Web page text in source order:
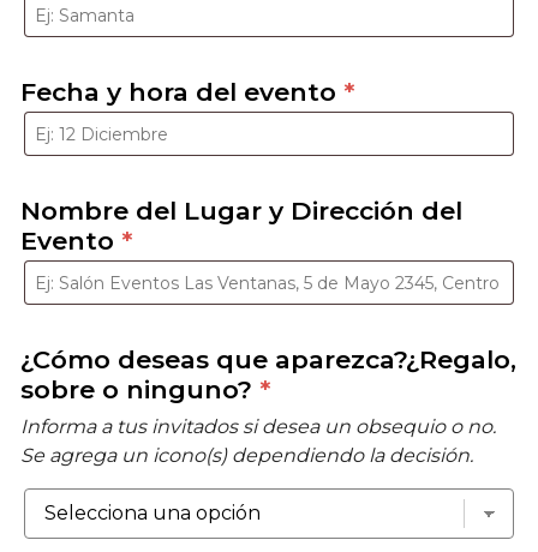
Fecha y hora del evento *
Nombre del Lugar y Dirección del
Evento *
¿Cómo deseas que aparezca?¿Regalo,
sobre o ninguno? *
Informa a tus invitados si desea un obsequio o no.
Se agrega un icono(s) dependiendo la decisión.